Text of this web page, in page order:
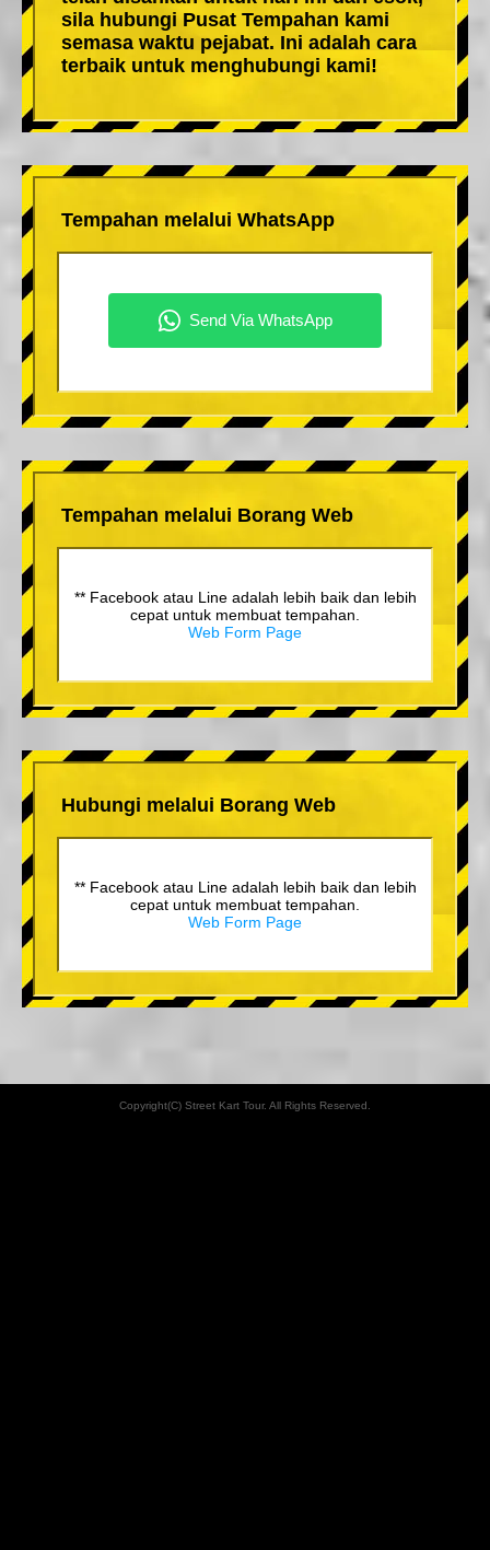
sila hubungi Pusat Tempahan kami
semasa waktu pejabat. Ini adalah cara
terbaik untuk menghubungi kami!
Tempahan melalui WhatsApp
Tempahan melalui Borang Web
** Facebook atau Line adalah lebih baik dan lebih
cepat untuk membuat tempahan.
Web Form Page
Hubungi melalui Borang Web
** Facebook atau Line adalah lebih baik dan lebih
cepat untuk membuat tempahan.
Web Form Page
Copyright(C) Street Kart Tour. All Rights Reserved.